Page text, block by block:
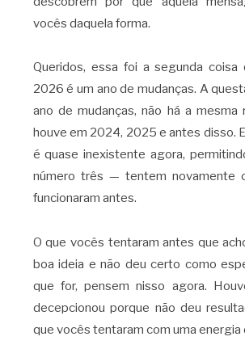
vocês daquela forma.
Queridos, essa foi a segunda coisa
2026 é um ano de mudanças. A
ano de mudanças, não há a mesma
houve em 2024, 2025 e antes disso.
é quase inexistente agora,
número três — tentem novamente
funcionaram antes.
O que vocês tentaram antes que
boa ideia e não deu certo como
que for, pensem nisso agora.
decepcionou porque não deu
que vocês tentaram com uma energia